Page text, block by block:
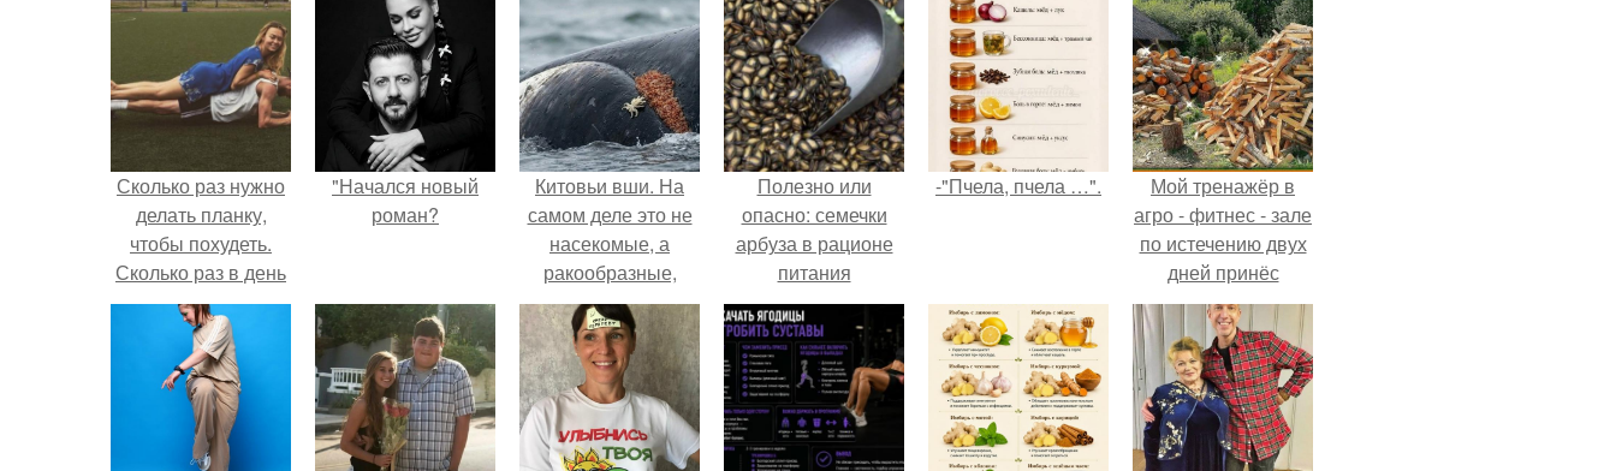
Сколько раз нужно
делать планку,
чтобы похудеть.
Сколько раз в день
делать планку —,
чтобы был
результат для
похудения
"Начался новый
роман?
Китовьи вши. На
самом деле это не
насекомые, а
ракообразные,
относящиеся к
бокоплавам.
Полезно или
опасно: семечки
арбуза в рационе
питания
-"Пчела, пчела …".
Мой тренажёр в
агро - фитнес - зале
по истечению двух
дней принёс
ощутимый
результат.